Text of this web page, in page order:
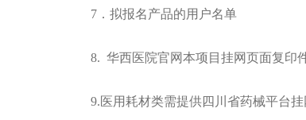
7．拟报名产品的用户名单
8. 华西医院官网本项目挂网页面复印
9.医用耗材类需提供四川省药械平台挂